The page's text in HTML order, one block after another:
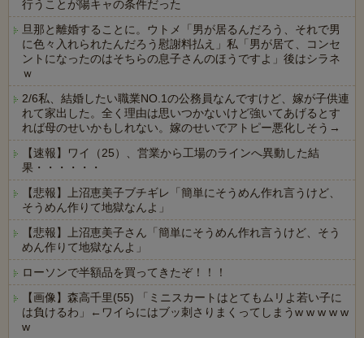
行うことが陽キャの条件だった
旦那と離婚することに。ウトメ「男が居るんだろう、それで男
に色々入れられたんだろう慰謝料払え」私「男が居て、コンセ
ントになったのはそちらの息子さんのほうですよ」後はシラネ
ｗ
2/6私、結婚したい職業NO.1の公務員なんですけど、嫁が子供連
れて家出した。全く理由は思いつかないけど強いてあげるとす
れば母のせいかもしれない。嫁のせいでアトピー悪化しそう→
【速報】ワイ（25）、営業から工場のラインへ異動した結
果・・・・・・
【悲報】上沼恵美子ブチギレ「簡単にそうめん作れ言うけど、
そうめん作りて地獄なんよ」
【悲報】上沼恵美子さん「簡単にそうめん作れ言うけど、そう
めん作りて地獄なんよ」
ローソンで半額品を買ってきたぞ！！！
【画像】森高千里(55) 「ミニスカートはとてもムリよ若い子に
は負けるわ」←ワイらにはブッ刺さりまくってしまうw w w w w
w